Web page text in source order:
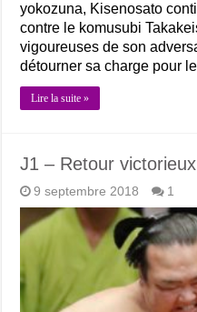
yokozuna, Kisenosato
contre le komusubi
vigoureuses de son
détourner sa charge pour
Lire la suite »
J1 – Retour
9 septembre 2018 1